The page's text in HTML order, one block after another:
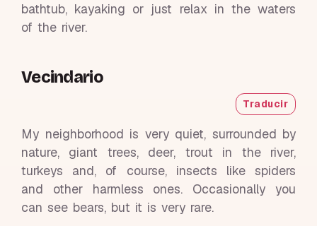
bathtub, kayaking or just relax in the waters
of the river.
Vecindario
Traducir
My neighborhood is very quiet, surrounded by
nature, giant trees, deer, trout in the river,
turkeys and, of course, insects like spiders
and other harmless ones. Occasionally you
can see bears, but it is very rare.